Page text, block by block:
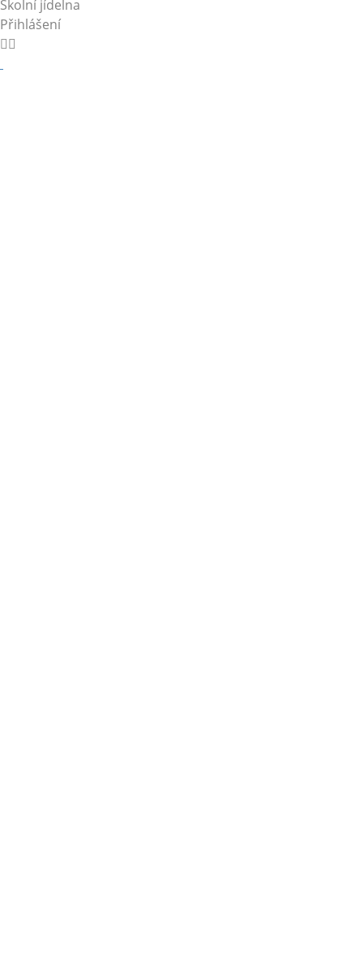
Školní jídelna
Přihlášení